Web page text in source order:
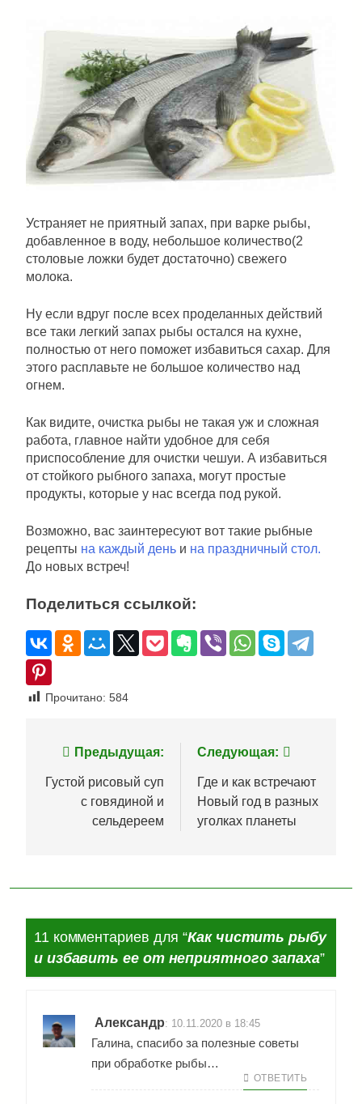
Устраняет не приятный запах, при варке рыбы,
добавленное в воду, небольшое количество(2
столовые ложки будет достаточно) свежего
молока.
Ну если вдруг после всех проделанных действий
все таки легкий запах рыбы остался на кухне,
полностью от него поможет избавиться сахар. Для
этого расплавьте не большое количество над
огнем.
Как видите, очистка рыбы не такая уж и сложная
работа, главное найти удобное для себя
приспособление для очистки чешуи. А избавиться
от стойкого рыбного запаха, могут простые
продукты, которые у нас всегда под рукой.
Возможно, вас заинтересуют вот такие рыбные
рецепты на каждый день и на праздничный стол.
До новых встреч!
Поделиться ссылкой:
Прочитано: 584
Навигация
по
записям
Предыдущая:
Густой рисовый суп
с говядиной и
сельдереем
Следующая:
Где и как встречают
Новый год в разных
уголках планеты
11 комментариев для “Как чистить рыбу
и избавить ее от неприятного запаха”
Александр: 10.11.2020 в 18:45
Галина, спасибо за полезные советы
при обработке рыбы…
ОТВЕТИТЬ